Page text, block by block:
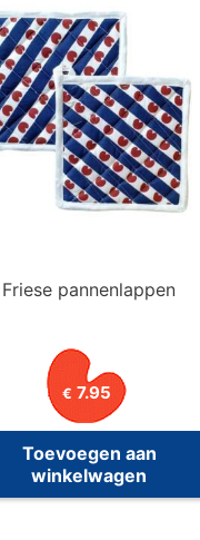
Friese pannenlappen
€ 7.95
Toevoegen aan
winkelwagen